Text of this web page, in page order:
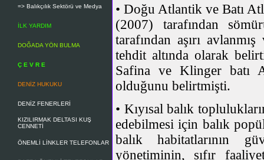
=> Balıkçılık Sektörü ve Medya
İLK YARDIM
DOĞADA YÖN BULMA
Ç E V R E
DENİZ HUKUKU
DENİZ FENERLERİ
KIZILIRMAK DELTASI KUŞ
CENNETİ
ÖNEMLİ LİNKLER TELEFONLAR
• Doğu Atlantik ve Batı
(2007) tarafından
tarafından aşırı
tehdit altında olarak
Safina ve Klinger batı
olduğunu belirtmişti.
• Kıyısal balık
edebilmesi için balık
balık habitatlarının
yönetiminin, sıfır